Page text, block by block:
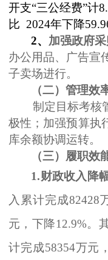
开支“三公经费”计
比 2024年下降
2、 加强政府采
办公用品、广告宣
子卖场进行。
（二）管理效
制定目标考核
极性；加强预算执
库余额协调运转。
（三）履职效
1.财政收入降
入累计完成82428
元，下降12.9%。
计完成58354万元